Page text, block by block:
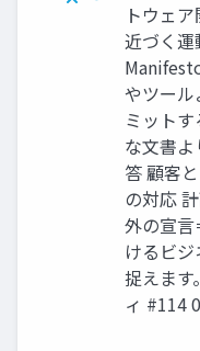
トウェ
近づく
やツール
ミット
な文書
答 顧客
の対応
外の宣
けるビ
捉えます
ィ #114